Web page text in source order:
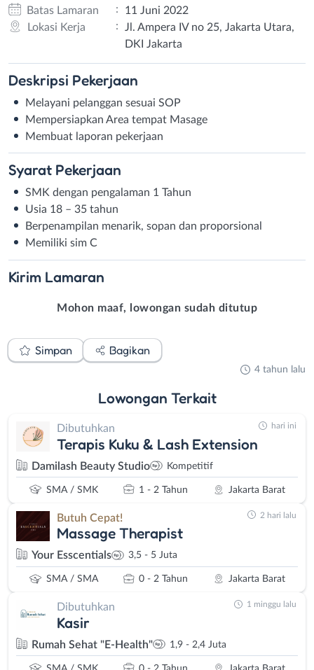
Batas Lamaran
:
11 Juni 2022
Lokasi Kerja
:
Jl. Ampera IV no 25, Jakarta Utara,
DKI Jakarta
Deskripsi Pekerjaan
Melayani pelanggan sesuai SOP
Mempersiapkan Area tempat Masage
Membuat laporan pekerjaan
Syarat Pekerjaan
SMK dengan pengalaman 1 Tahun
Usia 18 – 35 tahun
Berpenampilan menarik, sopan dan proporsional
Memiliki sim C
Kirim Lamaran
Mohon maaf, lowongan sudah ditutup
Simpan Bagikan
4 tahun lalu
Lowongan Terkait
Dibutuhkan
Terapis Kuku & Lash Extension
Damilash Beauty Studio Kompetitif
SMA / SMK 1 - 2 Tahun Jakarta Barat
hari ini
Butuh Cepat!
Massage Therapist
Your Esscentials 3,5 - 5 Juta
SMA / SMA 0 - 2 Tahun Jakarta Barat
2 hari lalu
Dibutuhkan
Kasir
Rumah Sehat "E-Health" 1,9 - 2,4 Juta
1 minggu lalu